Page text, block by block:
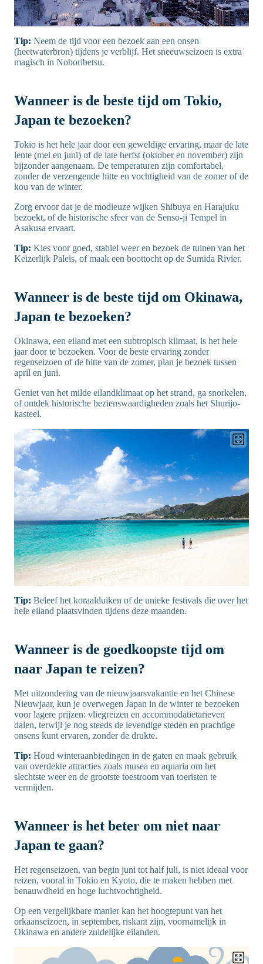
Tip: Neem de tijd voor een bezoek aan een onsen
(heetwaterbron) tijdens je verblijf. Het sneeuwseizoen is extra
magisch in Noboribetsu.
Wanneer is de beste tijd om Tokio,
Japan te bezoeken?
Tokio is het hele jaar door een geweldige ervaring, maar de late
lente (mei en juni) of de late herfst (oktober en november) zijn
bijzonder aangenaam. De temperaturen zijn comfortabel,
zonder de verzengende hitte en vochtigheid van de zomer of de
kou van de winter.
Zorg ervoor dat je de modieuze wijken Shibuya en Harajuku
bezoekt, of de historische sfeer van de Senso-ji Tempel in
Asakusa ervaart.
Tip: Kies voor goed, stabiel weer en bezoek de tuinen van het
Keizerlijk Paleis, of maak een boottocht op de Sumida Rivier.
Wanneer is de beste tijd om Okinawa,
Japan te bezoeken?
Okinawa, een eiland met een subtropisch klimaat, is het hele
jaar door te bezoeken. Voor de beste ervaring zonder
regenseizoen of de hitte van de zomer, plan je bezoek tussen
april en juni.
Geniet van het milde eilandklimaat op het strand, ga snorkelen,
of ontdek historische bezienswaardigheden zoals het Shurijo-
kasteel.
Tip: Beleef het koraalduiken of de unieke festivals die over het
hele eiland plaatsvinden tijdens deze maanden.
Wanneer is de goedkoopste tijd om
naar Japan te reizen?
Met uitzondering van de nieuwjaarsvakantie en het Chinese
Nieuwjaar, kun je overwegen Japan in de winter te bezoeken
voor lagere prijzen: vliegreizen en accommodatietarieven
dalen, terwijl je nog steeds de levendige steden en prachtige
onsens kunt ervaren, zonder de drukte.
Tip: Houd winteraanbiedingen in de gaten en maak gebruik
van overdekte attracties zoals musea en aquaria om het
slechtste weer en de grootste toestroom van toeristen te
vermijden.
Wanneer is het beter om niet naar
Japan te gaan?
Het regenseizoen, van begin juni tot half juli, is niet ideaal voor
reizen, vooral in Tokio en Kyoto, die te maken hebben met
benauwdheid en hoge luchtvochtigheid.
Op een vergelijkbare manier kan het hoogtepunt van het
orkaanseizoen, in september, riskant zijn, voornamelijk in
Okinawa en andere zuidelijke eilanden.